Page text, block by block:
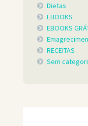
Dietas
EBOOKS
EBOOKS
RECEITAS
Sem